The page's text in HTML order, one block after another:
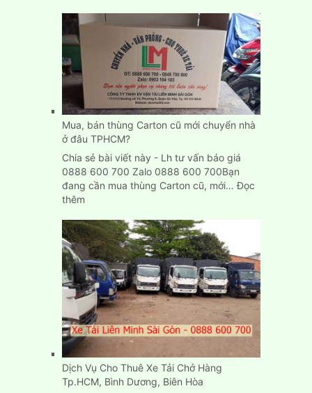
thuê
xe
tải
chở
hàng
giá
rẻ
tại
Mua, bán thùng Carton cũ mới chuyển nhà
ở đâu TPHCM?
Chia sẻ bài viết này - Lh tư vấn báo giá
0888 600 700 Zalo 0888 600 700Bạn
đang cần mua thùng Carton cũ, mới…Đọc
thêm:
bán
thùng
Carton
cũ
mới
chuyển
nhà
ở
đâu
TPHCM?
Dịch Vụ Cho Thuê Xe Tải Chở Hàng
Tp.HCM, Bình Dương, Biên Hòa